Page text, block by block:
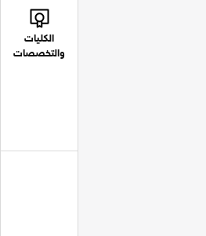
الكليات
والتخصصات